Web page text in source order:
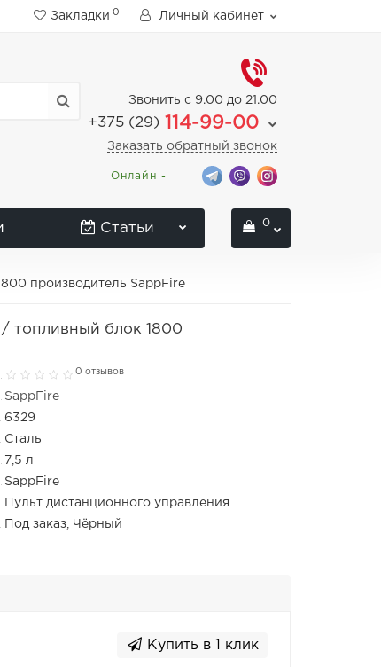
Закладки 0 Личный кабинет
Звонить с 9.00 до 21.00
+375 (29) 114-99-00
Заказать обратный звонок
Онлайн -
Статьи 0
производитель SappFire
топливный блок 1800
0 отзывов
SappFire
6329
Cталь
7,5 л
SappFire
Пульт дистанционного управления
Под заказ, Чёрный
Купить в 1 клик